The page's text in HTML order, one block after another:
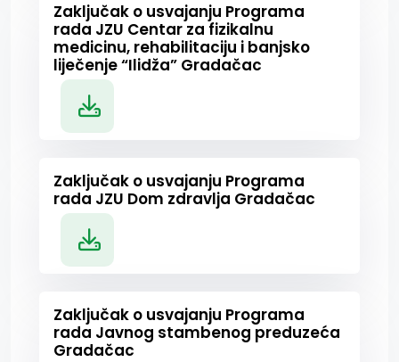
Zaključak o usvajanju Programa
rada JZU Centar za fizikalnu
medicinu, rehabilitaciju i banjsko
liječenje “Ilidža” Gradačac
Zaključak o usvajanju Programa
rada JZU Dom zdravlja Gradačac
Zaključak o usvajanju Programa
rada Javnog stambenog preduzeća
Gradačac